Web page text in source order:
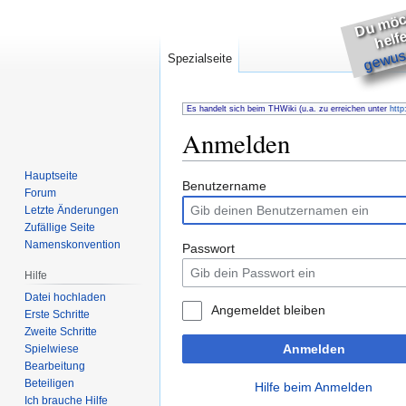
Es handelt sich beim THWiki (u.a. zu erreichen unter
Anmelden
Zur
Navigation
springen
Zur
Suche
springen
Benutzername
Passwort
Angemeldet bleiben
Anmelden
Hilfe beim Anmelden
Spezialseite
Hauptseite
Forum
Letzte Änderungen
Zufällige Seite
Namenskonvention
Hilfe
Datei hochladen
Erste Schritte
Zweite Schritte
Spielwiese
Bearbeitung
Beteiligen
Ich brauche Hilfe